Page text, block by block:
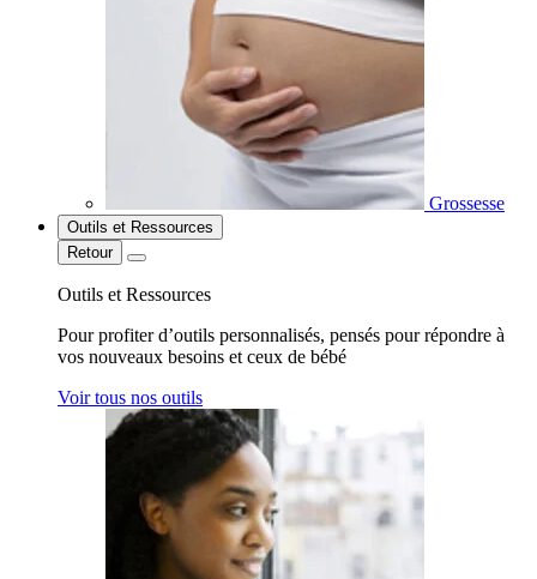
Grossesse
Outils et Ressources
Retour
Outils et Ressources
Pour profiter d’outils personnalisés, pensés pour répondre à
vos nouveaux besoins et ceux de bébé
Voir tous nos outils